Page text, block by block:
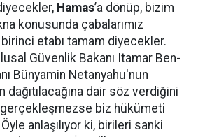
Hamas’a dönüp, bizim
konusunda çabalarımız
etabı tamam diyecekler.
Güvenlik Bakanı Itamar Ben-
Bünyamin Netanyahu'nun
dağıtılacağına dair söz verdiğini
biz hükümeti
anlaşılıyor ki, birileri sanki